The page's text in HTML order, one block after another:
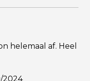
helemaal af. Heel
2024